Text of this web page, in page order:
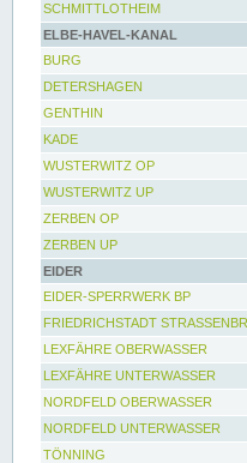
SCHMITTLOTHEIM
ELBE-HAVEL-KANAL
BURG
DETERSHAGEN
GENTHIN
KADE
WUSTERWITZ OP
WUSTERWITZ UP
ZERBEN OP
ZERBEN UP
EIDER
EIDER-SPERRWERK BP
FRIEDRICHSTADT
LEXFÄHRE OBERWASSER
LEXFÄHRE UNTERWASSER
NORDFELD OBERWASSER
NORDFELD UNTERWASSER
TÖNNING